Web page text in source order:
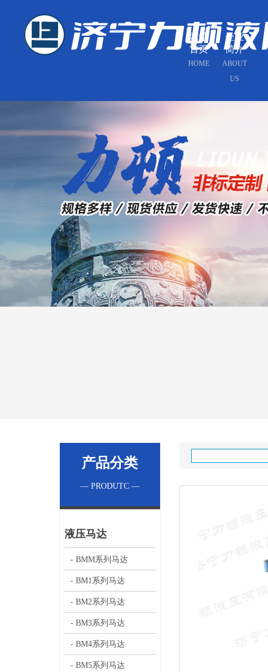
网站
首页
HOME
企业
简介
ABOUT
US
产品分类
— PRODUTC —
液压马达
- BMM系列马达
- BM1系列马达
- BM2系列马达
- BM3系列马达
- BM4系列马达
- BM5系列马达